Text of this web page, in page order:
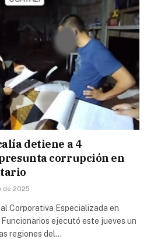
detiene a 4
corrupción en
de 2025
Corporativa Especializada en
ejecutó este jueves un
regiones del…